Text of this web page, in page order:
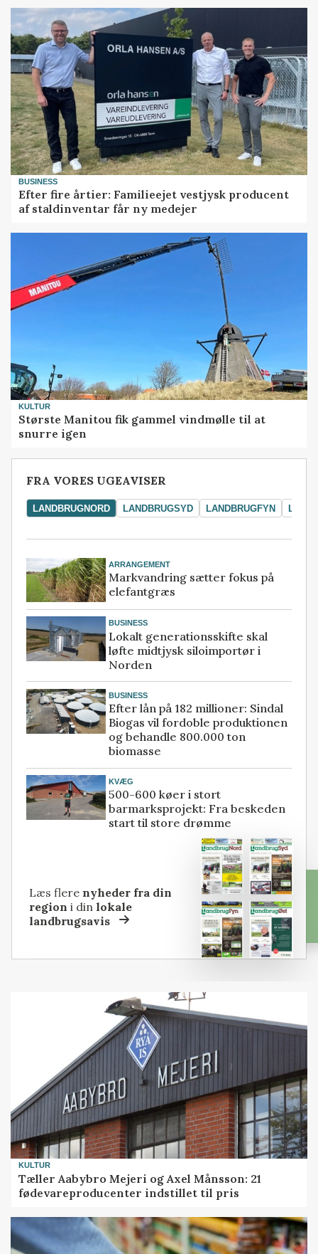
BUSINESS
Efter fire årtier: Familieejet vestjysk producent
af staldinventar får ny medejer
KULTUR
Største Manitou fik gammel vindmølle til at
snurre igen
FRA VORES UGEAVISER
LANDBRUGNORD LANDBRUGSYD LANDBRUGFYN
ARRANGEMENT
Markvandring sætter fokus på
elefantgræs
BUSINESS
Lokalt generationsskifte skal
løfte midtjysk siloimportør i
Norden
BUSINESS
Efter lån på 182 millioner: Sindal
Biogas vil fordoble produktionen
og behandle 800.000 ton
biomasse
KVÆG
500-600 køer i stort
barmarksprojekt: Fra beskeden
start til store drømme
Læs flere nyheder fra din
region i dinlokale
landbrugsavis
KULTUR
Tæller Aabybro Mejeri og Axel Månsson: 21
fødevareproducenter indstillet til pris